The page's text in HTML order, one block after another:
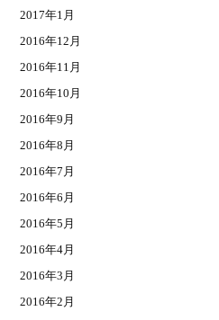
2017年1月
2016年12月
2016年11月
2016年10月
2016年9月
2016年8月
2016年7月
2016年6月
2016年5月
2016年4月
2016年3月
2016年2月